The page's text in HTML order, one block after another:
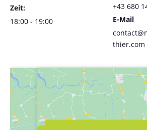
Zeit:
18:00 - 19:00
+43 680
E-Mail
thier.com